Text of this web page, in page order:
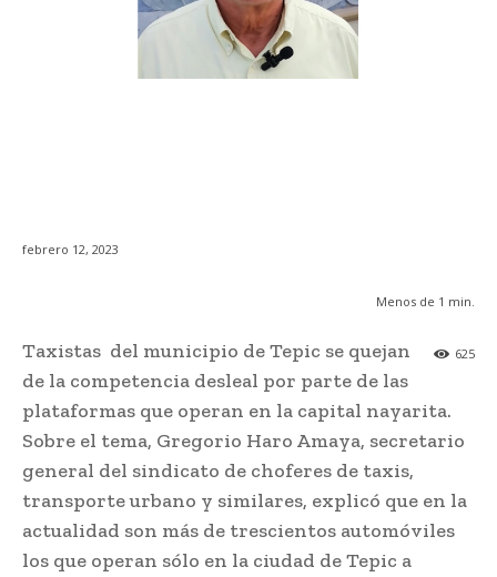
febrero 12, 2023
Menos de 1 min.
625
Taxistas del municipio de Tepic se quejan
de la competencia desleal por parte de las
plataformas que operan en la capital nayarita.
Sobre el tema, Gregorio Haro Amaya, secretario
general del sindicato de choferes de taxis,
transporte urbano y similares, explicó que en la
actualidad son más de trescientos automóviles
los que operan sólo en la ciudad de Tepic a